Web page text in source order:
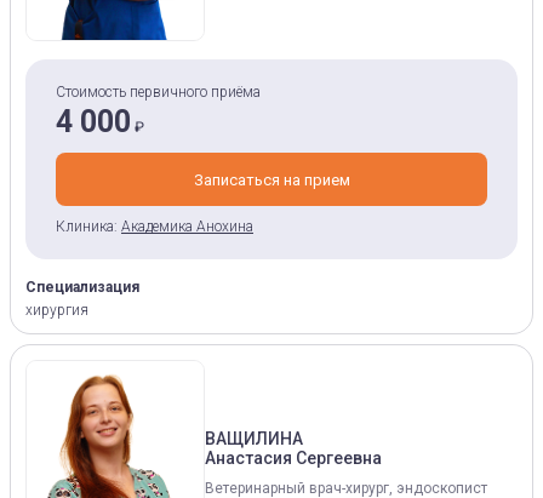
Стоимость первичного приёма
4 000 ₽
Записаться на прием
Клиника: Академика Анохина
Специализация
хирургия
ВАЩИЛИНА
Анастасия Сергеевна
Ветеринарный врач-хирург, эндоскопист